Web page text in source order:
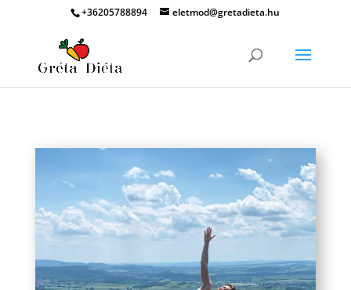
+36205788894 eletmod@gretadieta.hu